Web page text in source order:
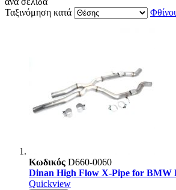
Ταξινόμηση κατά
Κωδικός D660-0060
Dinan High Flow X-Pipe for BMW
Quickview